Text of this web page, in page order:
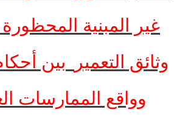
غير المبنية
وثائق التعمير
بين
وواقع الممارسات